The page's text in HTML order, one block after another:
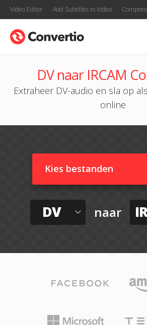
Video Editor Add Subtitles to Video
DV naar IRCAM
Extraheer DV-audio en sla op
online
Kies bestanden
DV naar